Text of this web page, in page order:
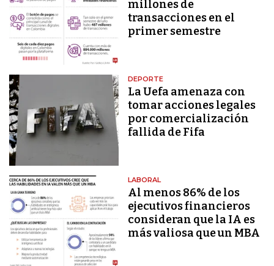
millones de
transacciones en el
primer semestre
DEPORTE
La Uefa amenaza con
tomar acciones legales
por comercialización
fallida de Fifa
LABORAL
Al menos 86% de los
ejecutivos financieros
consideran que la IA es
más valiosa que un MBA